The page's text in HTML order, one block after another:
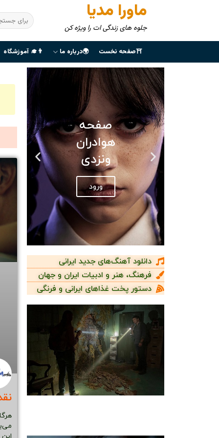
ماورا مدیا
جلوه های زندگی ات را ویژه کن
⛩صفحه نخست 🌍درباره ما 👨‍🎓 آموزشگاه
صفحه
هوادران
ونزدی
ورود
دانلود آهنگ‌های جدید ایرانی
فرهنگ، هنر و ادبیات ایران و جهان
دستور پخت غذاهای ایرانی و فرنگی